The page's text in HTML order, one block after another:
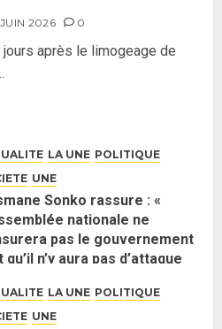
2026 0
jours après le limogeage de
LA UNE POLITIQUE
UNE
Sonko rassure : «
nationale ne
pas le gouvernement
qu’il n’y aura pas d’attaque
2026 0
LA UNE POLITIQUE
UNE